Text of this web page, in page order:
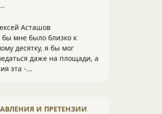
Асташов
бы мне было близко к
десятку, я бы мог
даже на площади, а
эта -...
И ПРЕТЕНЗИИ